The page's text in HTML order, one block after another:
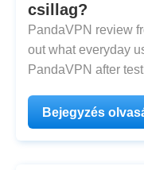
csillag?
PandaVPN review
out what everyday
PandaVPN after
Bejegyzés